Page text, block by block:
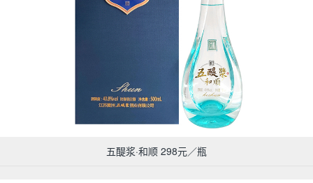
五醍浆·和顺 298元／瓶